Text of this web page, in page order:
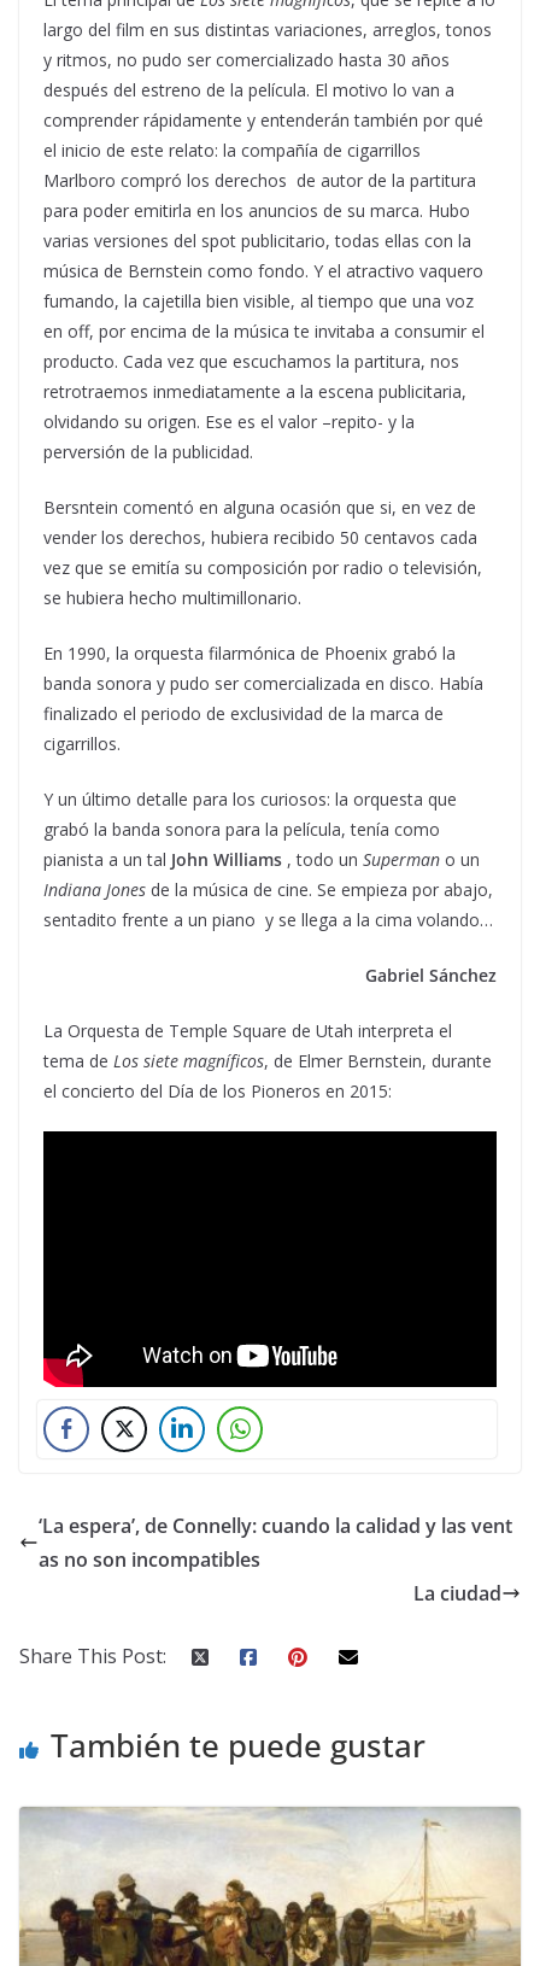
largo del film en sus distintas variaciones, arreglos, tonos
y ritmos, no pudo ser comercializado hasta 30 años
después del estreno de la película. El motivo lo van a
comprender rápidamente y entenderán también por qué
el inicio de este relato: la compañía de cigarrillos
Marlboro compró los derechos de autor de la partitura
para poder emitirla en los anuncios de su marca. Hubo
varias versiones del spot publicitario, todas ellas con la
música de Bernstein como fondo. Y el atractivo vaquero
fumando, la cajetilla bien visible, al tiempo que una voz
en off, por encima de la música te invitaba a consumir el
producto. Cada vez que escuchamos la partitura, nos
retrotraemos inmediatamente a la escena publicitaria,
olvidando su origen. Ese es el valor –repito- y la
perversión de la publicidad.
Bersntein comentó en alguna ocasión que si, en vez de
vender los derechos, hubiera recibido 50 centavos cada
vez que se emitía su composición por radio o televisión,
se hubiera hecho multimillonario.
En 1990, la orquesta filarmónica de Phoenix grabó la
banda sonora y pudo ser comercializada en disco. Había
finalizado el periodo de exclusividad de la marca de
cigarrillos.
Y un último detalle para los curiosos: la orquesta que
grabó la banda sonora para la película, tenía como
pianista a un tal John Williams , todo un Superman o un
Indiana Jones de la música de cine. Se empieza por abajo,
sentadito frente a un piano y se llega a la cima volando…
Gabriel Sánchez
La Orquesta de Temple Square de Utah interpreta el
tema de Los siete magníficos, de Elmer Bernstein, durante
el concierto del Día de los Pioneros en 2015:
‘La espera’, de Connelly: cuando la calidad y las vent
as no son incompatibles
La ciudad
Share This Post:
También te puede gustar